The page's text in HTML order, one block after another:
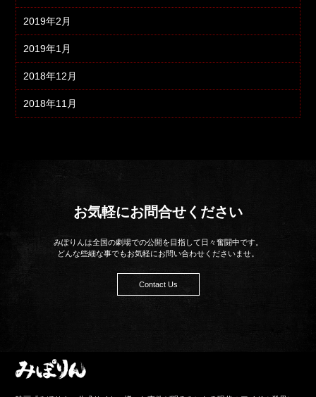
2019年2月
2019年1月
2018年12月
2018年11月
お気軽にお問合せください
みぽりんは全国の劇場での公開を目指して日々奮闘中です。
どんな些細な事でもお気軽にお問い合わせくださいませ。
Contact Us